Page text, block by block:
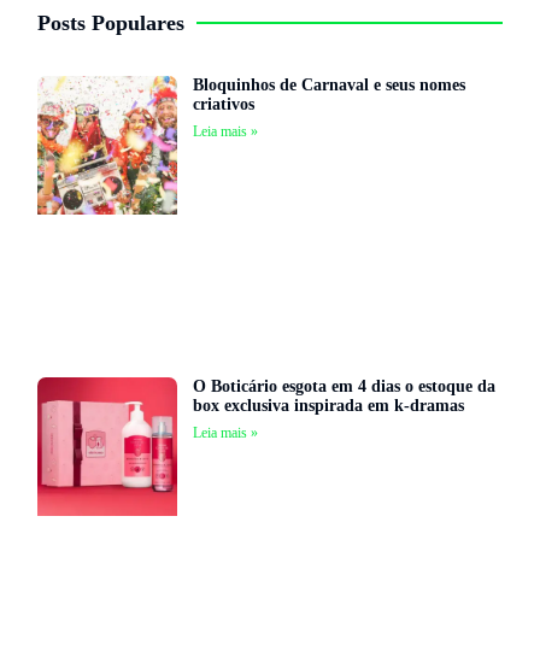
Posts Populares
Bloquinhos de Carnaval e seus nomes
criativos
Leia mais »
O Boticário esgota em 4 dias o estoque da
box exclusiva inspirada em k-dramas
Leia mais »